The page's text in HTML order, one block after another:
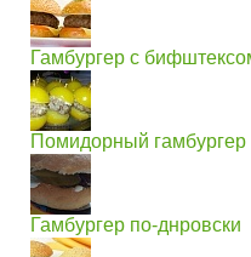
Гамбургер с
Помидорный гамбургер
Гамбургер по-днровски